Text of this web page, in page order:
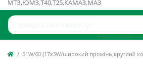
51W/60 (17x3W/широкий промінь,круглий